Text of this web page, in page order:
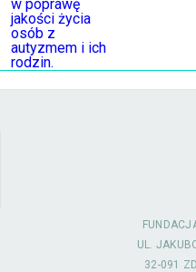
UL.
32-091